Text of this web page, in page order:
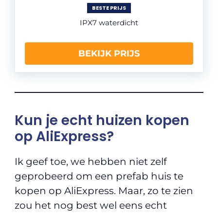
BESTE PRIJS
IPX7 waterdicht
BEKIJK PRIJS
Kun je echt huizen kopen
op AliExpress?
Ik geef toe, we hebben niet zelf
geprobeerd om een prefab huis te
kopen op AliExpress. Maar, zo te zien
zou het nog best wel eens echt